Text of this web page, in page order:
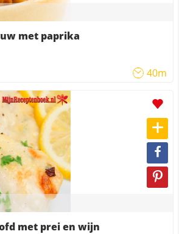
met paprika
40m
met prei en wijn